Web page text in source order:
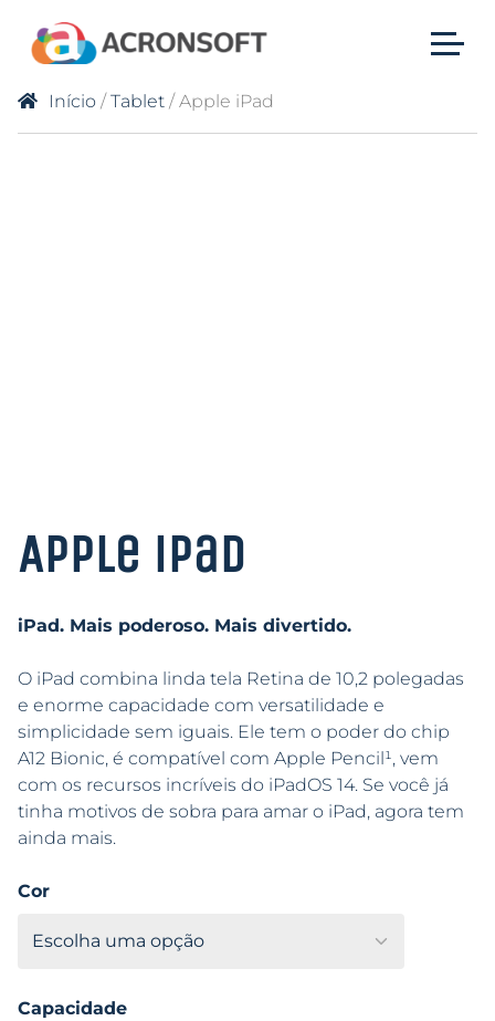
Início /Tablet / Apple iPad
Apple iPad
iPad. Mais poderoso. Mais divertido.
O iPad combina linda tela Retina de 10,2 polegadas
e enorme capacidade com versatilidade e
simplicidade sem iguais. Ele tem o poder do chip
A12 Bionic, é compatível com Apple Pencil¹, vem
com os recursos incríveis do iPadOS 14. Se você já
tinha motivos de sobra para amar o iPad, agora tem
ainda mais.
Cor
Capacidade